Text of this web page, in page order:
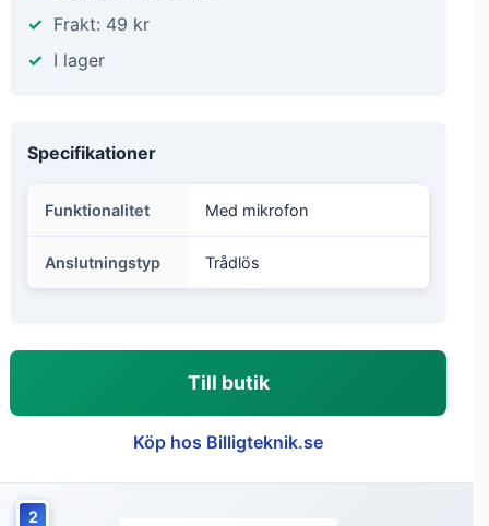
Frakt: 49 kr
I lager
Specifikationer
Funktionalitet Med mikrofon
Anslutningstyp Trådlös
Till butik
Köp hos Billigteknik.se
2